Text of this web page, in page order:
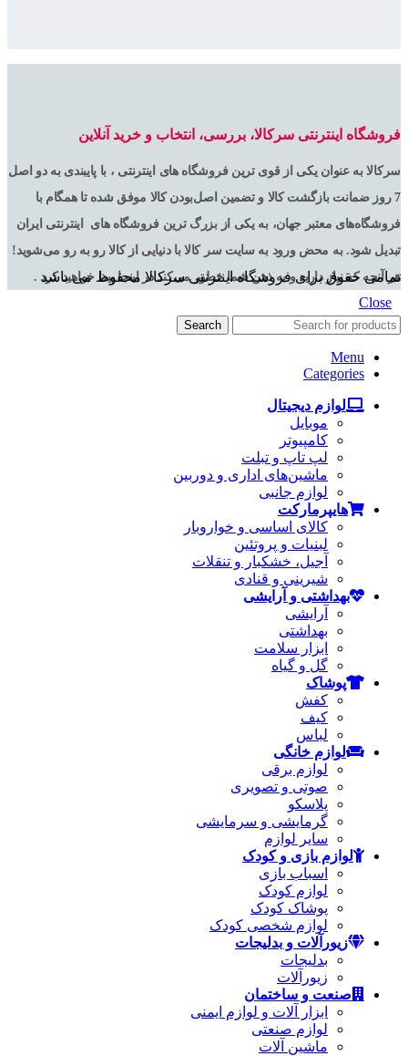
فروشگاه اینترنتی سرکالا، بررسی، انتخاب و خرید آنلاین
سرکالا به عنوان یکی از قوی ترین فروشگاه های اینترنتی ، با پایبندی به دو اصل
7 روز ضمانت بازگشت کالا و تضمین اصل‌بودن کالا موفق شده تا همگام با
فروشگاه‌های معتبر جهان، به یکی از بزرگ ترین فروشگاه های اینترنتی ایران
تبدیل شود. به محض ورود به سایت سر کالا با دنیایی از کالا رو به رو می‌شوید!
هر آنچه که نیاز دارید و به ذهن شما خطور می‌کند در اینجا پیدا خواهید کرد .
تمامی حقوق برای فروشگاه اینترنتی سرکالا محفوظ می باشد
Close
Search
Menu
Categories
لوازم دیجیتال
موبایل
کامپیوتر
لپ تاپ و تبلت
ماشین‌های اداری و دوربین
لوازم جانبی
هایپرمارکت
کالای اساسی و خواروبار
لبنیات و پروتئین
آجیل، خشکبار و تنقلات
شیرینی و قنادی
بهداشتی و آرایشی
آرایشی
بهداشتی
ابزار سلامت
گل و گیاه
پوشاک
کفش
کیف
لباس
لوازم خانگی
لوازم برقی
صوتی و تصویری
پلاسکو
گرمایشی و سرمایشی
سایر لوازم
لوازم بازی و کودک
اسباب بازی
لوازم کودک
پوشاک کودک
لوازم شخصی کودک
زیورآلات و بدلیجات
بدلیجات
زیورآلات
صنعت و ساختمان
ابزار آلات و لوازم ایمنی
لوازم صنعتی
ماشین آلات